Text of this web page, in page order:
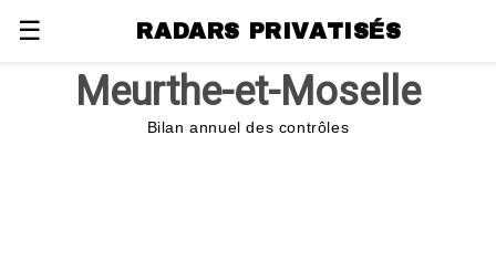
☰ RADARS PRIVATISÉS
Meurthe-et-Moselle
Bilan annuel des contrôles